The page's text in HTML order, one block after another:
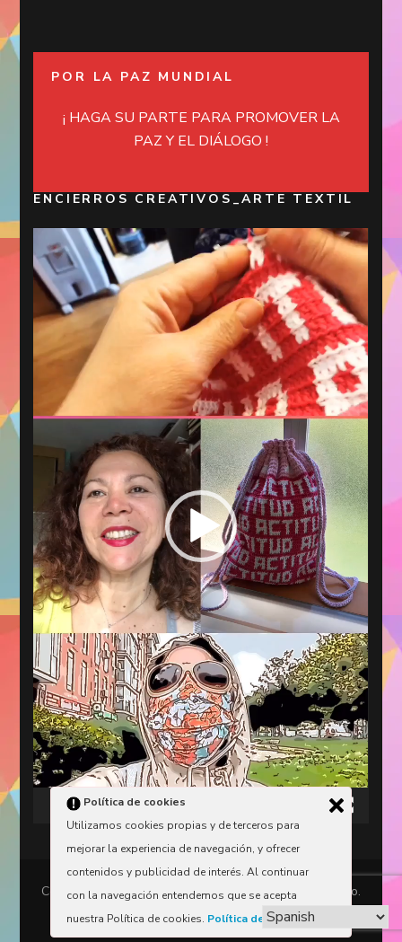
POR LA PAZ MUNDIAL
¡ HAGA SU PARTE PARA PROMOVER LA
PAZ Y EL DIÁLOGO !
ENCIERROS CREATIVOS_ARTE TEXTIL
Reproductor
de
vídeo
00:00
Copyright © 2016-2026 Beth Firmino | Elizabeth Firmino.
Aviso legal
, políticas de privacidadycookies
Política de cookies
Utilizamos cookies propias y de terceros para
mejorar la experiencia de navegación, y ofrecer
contenidos y publicidad de interés. Al continuar
con la navegación entendemos que se acepta
nuestra Política de cookies. Política de cookies.